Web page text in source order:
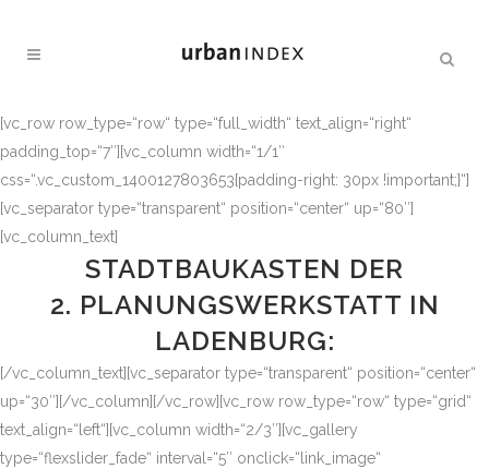
[vc_row row_type=“row“ type=“full_width“ text_align=“right“
padding_top=“7″][vc_column width=“1/1″
css=“.vc_custom_1400127803653{padding-right: 30px !important;}“]
[vc_separator type=“transparent“ position=“center“ up=“80″]
[vc_column_text]
STADTBAUKASTEN DER
2. PLANUNGSWERKSTATT IN
LADENBURG:
[/vc_column_text][vc_separator type=“transparent“ position=“center“
up=“30″][/vc_column][/vc_row][vc_row row_type=“row“ type=“grid“
text_align=“left“][vc_column width=“2/3″][vc_gallery
type=“flexslider_fade“ interval=“5″ onclick=“link_image“